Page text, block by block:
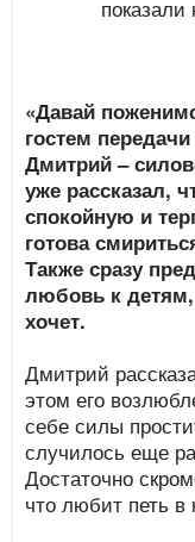
«Давай
гостем
Дмитрий –
уже рассказал,
спокойную и
готова
Также сразу
любовь к
хочет.
Дмитрий
этом его
себе силы
случилось еще
Достаточно
что любит петь в